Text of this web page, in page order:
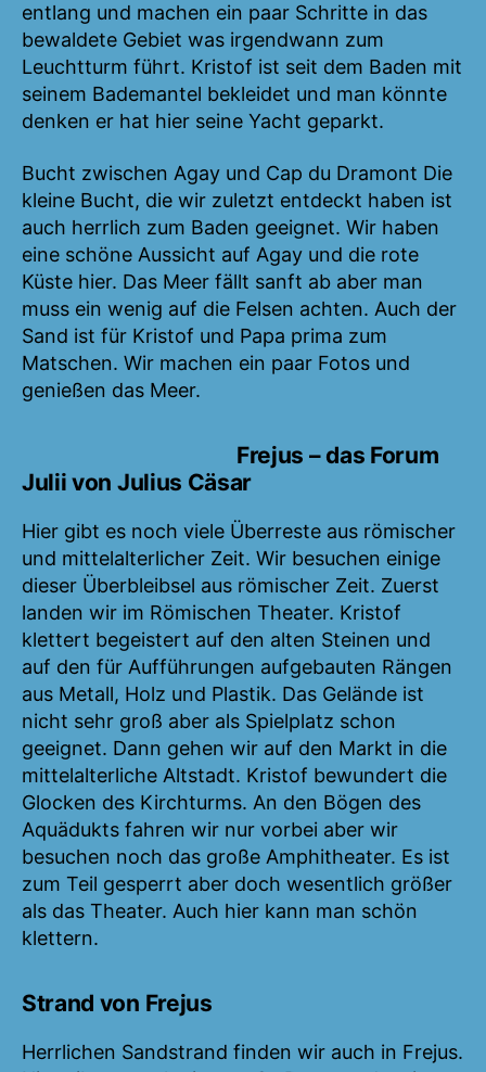
entlang und machen ein paar Schritte in das
bewaldete Gebiet was irgendwann zum
Leuchtturm führt. Kristof ist seit dem Baden mit
seinem Bademantel bekleidet und man könnte
denken er hat hier seine Yacht geparkt.
Bucht zwischen Agay und Cap du Dramont Die
kleine Bucht, die wir zuletzt entdeckt haben ist
auch herrlich zum Baden geeignet. Wir haben
eine schöne Aussicht auf Agay und die rote
Küste hier. Das Meer fällt sanft ab aber man
muss ein wenig auf die Felsen achten. Auch der
Sand ist für Kristof und Papa prima zum
Matschen. Wir machen ein paar Fotos und
genießen das Meer.
Frejus – das Forum
Julii von Julius Cäsar
Hier gibt es noch viele Überreste aus römischer
und mittelalterlicher Zeit. Wir besuchen einige
dieser Überbleibsel aus römischer Zeit. Zuerst
landen wir im Römischen Theater. Kristof
klettert begeistert auf den alten Steinen und
auf den für Aufführungen aufgebauten Rängen
aus Metall, Holz und Plastik. Das Gelände ist
nicht sehr groß aber als Spielplatz schon
geeignet. Dann gehen wir auf den Markt in die
mittelalterliche Altstadt. Kristof bewundert die
Glocken des Kirchturms. An den Bögen des
Aquädukts fahren wir nur vorbei aber wir
besuchen noch das große Amphitheater. Es ist
zum Teil gesperrt aber doch wesentlich größer
als das Theater. Auch hier kann man schön
klettern.
Strand von Frejus
Herrlichen Sandstrand finden wir auch in Frejus.